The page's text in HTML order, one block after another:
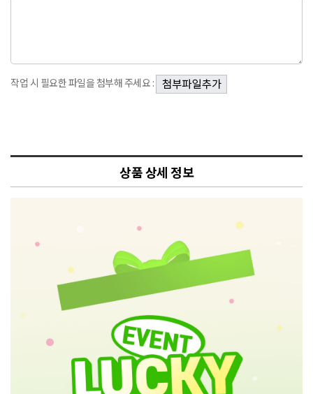
작업 시 필요한 파일을 첨부해 주세요 :
상품 상세 정보